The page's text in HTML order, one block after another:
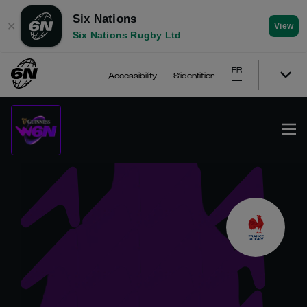
✕
Six Nations
Six Nations Rugby Ltd
View
Accessibility S'identifier
FR